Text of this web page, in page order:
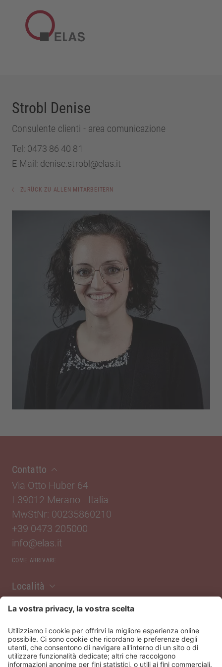
Strobl Denise
Consulente clienti - area comunicazione
Tel: 0473 86 40 81
E-Mail: denise.strobl@elas.it
ZURÜCK ZU ALLEN MITARBEITERN
Contatto
Via Otto Huber 64
I-39012 Merano - Italia
MwStNr: 00235860210
+39 0473 205000
info@elas.it
COME ARRIVARE
Località
Noi di ELAS
Servizi